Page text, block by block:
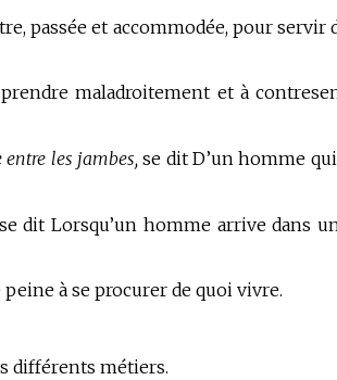
passée et accommodée, pour servir
maladroitement et à
entre les jambes, se dit D’un homme
se dit Lorsqu’un homme arrive dans
à se procurer de quoi vivre.
différents métiers.